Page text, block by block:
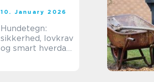
10. January 2026
Hundetegn:
sikkerhed, lovkrav
og smart hverdag